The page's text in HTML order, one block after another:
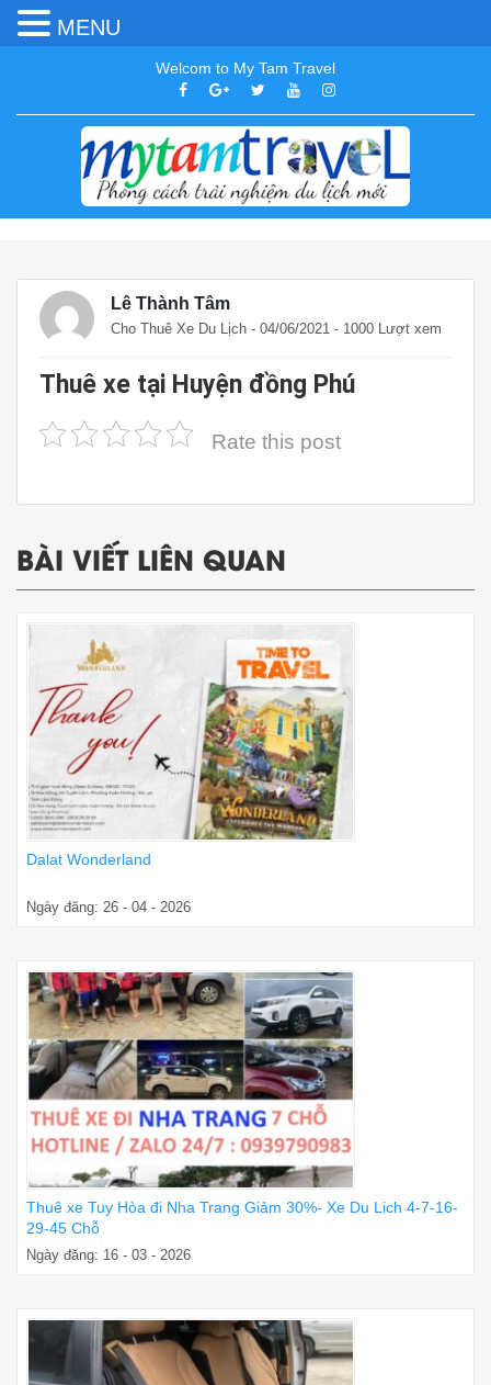
Welcom to My Tam Travel
Lê Thành Tâm
Cho Thuê Xe Du Lịch - 04/06/2021 - 1000 Lượt xem
Thuê xe tại Huyện đồng Phú
Rate this post
BÀI VIẾT LIÊN QUAN
Dalat Wonderland
Ngày đăng: 26 - 04 - 2026
Thuê xe Tuy Hòa đi Nha Trang Giảm 30%- Xe Du Lich 4-7-16-
29-45 Chỗ
Ngày đăng: 16 - 03 - 2026
MENU